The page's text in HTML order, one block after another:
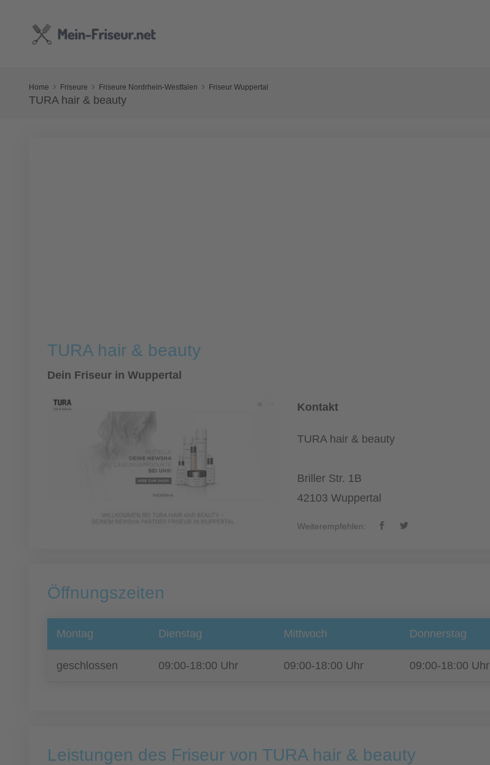
Home Friseure Friseure Nordrhein-Westfalen Friseur Wuppertal
TURA hair & beauty
TURA hair & beauty
Dein Friseur in Wuppertal
Kontakt
TURA hair & beauty
Briller Str. 1B
42103 Wuppertal
Weiterempfehlen:
Öffnungszeiten
Montag Dienstag Mittwoch Donnerstag
geschlossen 09:00-18:00 Uhr 09:00-18:00 Uhr 09:00-18:00 Uhr
Leistungen des Friseur von TURA hair & beauty